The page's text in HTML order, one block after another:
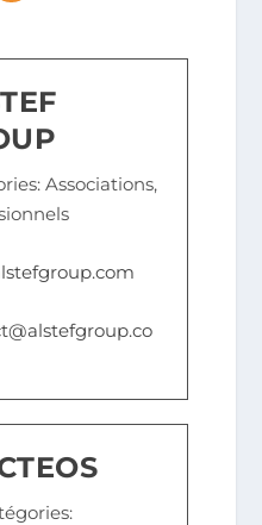
Associations,